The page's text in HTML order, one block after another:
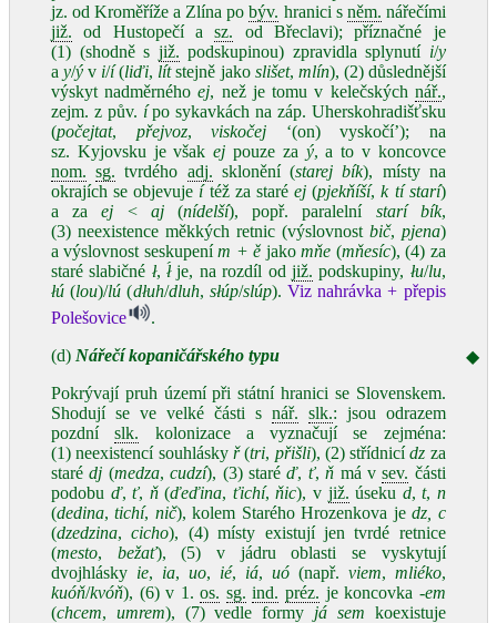
jz. od Kroměříže a Zlína pobýv. hranici s něm. nářečími
již. od Hustopečí asz. od Břeclavi); příznačné je
(1) (shodně s již. podskupinou) zpravidla splynutí i/y
ay/ý v i/í(liďi, lítstejně jako slišet, mlín), (2) důslednější
výskyt nadměrnéhoej, než je tomu v kelečských nář.,
zejm. z pův. ípo sykavkách na záp. Uherskohradišťsku
(počejtat, přejvoz,viskočej ʻ(on) vyskočí’); na
sz. Kyjovsku je všakej pouze za ý, a to v koncovce
nom. sg. tvrdého adj. sklonění (starej bík), místy na
okrajích se objevuje ítéž za staréej (pjekňíší,k tí starí)
a zaej < aj(nídelší), popř. paralelní starí bík,
(3) neexistence měkkých retnic (výslovnost bič, pjena)
a výslovnost seskupením + ě jakomňe (mňesíc), (4) za
staré slabičné ł,ł́je, na rozdíl od již. podskupiny, łu/lu,
łú (lou)/lú (dłuh/dluh, słúp/slúp). Viz nahrávka + přepis
Polešovice
.
(d) Nářečí kopaničářského typu
Pokrývají pruh území při státní hranici se Slovenskem.
Shodují se ve velké části s nář. slk.: jsou odrazem
pozdníslk. kolonizace a vyznačují se zejména:
(1) neexistencí souhlásky ř(tri, přišli), (2) střídnicídz za
starédj (medza,cudzí), (3) staréď, ť,ň má vsev. části
podobu ď,ť, ň(ďeďina, ťichí,ňic), v již. úseku d,t, n
(dedina,tichí, nič), kolem Starého Hrozenkova jedz, c
(dzedzina,cicho), (4) místy existují jen tvrdé retnice
(mesto, bežať), (5) v jádru oblasti se vyskytují
dvojhlásky ie, ia, uo, ié, iá, uó(např. viem, mliéko,
kuóň/kvóň), (6) v 1.os. sg. ind. préz. je koncovka -em
(chcem, umrem), (7) vedle formy já sem koexistuje
◆